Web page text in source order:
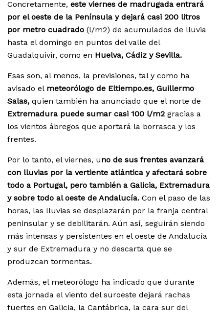
Concretamente, este viernes de madrugada entrará
por el oeste de la Península y dejará casi 200 litros
por metro cuadrado (l/m2) de acumulados de lluvia
hasta el domingo en puntos del valle del
Guadalquivir, como en Huelva, Cádiz y Sevilla.
Esas son, al menos, la previsiones, tal y como ha
avisado el meteorólogo de Eltiempo.es, Guillermo
Salas, quien también ha anunciado que el norte de
Extremadura puede sumar casi 100 l/m2 gracias a
los vientos ábregos que aportará la borrasca y los
frentes.
Por lo tanto, el viernes, uno de sus frentes avanzará
con lluvias por la vertiente atlántica y afectará sobre
todo a Portugal, pero también a Galicia, Extremadura
y sobre todo al oeste de Andalucía. Con el paso de las
horas, las lluvias se desplazarán por la franja central
peninsular y se debilitarán. Aún así, seguirán siendo
más intensas y persistentes en el oeste de Andalucía
y sur de Extremadura y no descarta que se
produzcan tormentas.
Además, el meteorólogo ha indicado que durante
esta jornada el viento del suroeste dejará rachas
fuertes en Galicia, la Cantábrica, la cara sur del